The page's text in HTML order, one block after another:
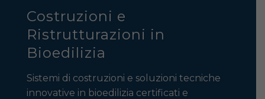
Costruzioni e
Ristrutturazioni in
Bioedilizia
Sistemi di costruzioni e soluzioni tecniche
innovative in bioedilizia certificati e